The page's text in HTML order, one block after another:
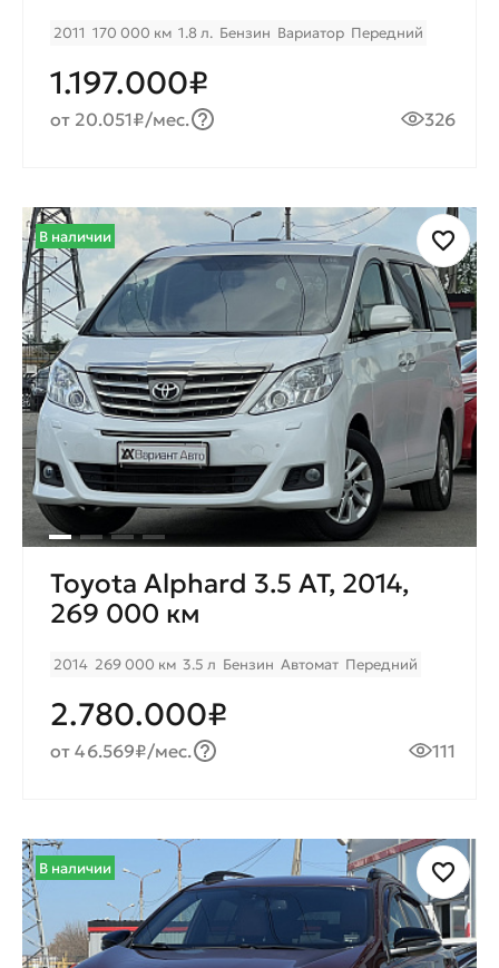
2011 170 000 км 1.8 л. Бензин Вариатор Передний
1.197.000₽
от 20.051₽/мес. 326
В наличии
Toyota Alphard 3.5 AT, 2014,
269 000 км
2014 269 000 км 3.5 л Бензин Автомат Передний
2.780.000₽
от 46.569₽/мес. 111
В наличии